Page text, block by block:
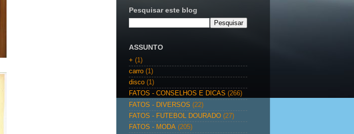
Pesquisar este blog
ASSUNTO
+ (1)
carro (1)
disco (1)
FATOS - CONSELHOS E DICAS (266)
FATOS - DIVERSOS (22)
FATOS - FUTEBOL DOURADO (27)
FATOS - MODA (205)